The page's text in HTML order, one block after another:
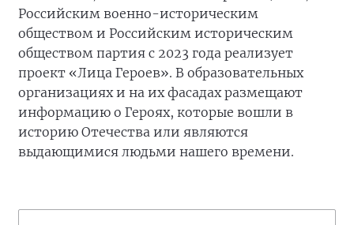
Российским военно-историческим
обществом и Российским историческим
обществом партия с 2023 года реализует
проект «Лица Героев». В образовательных
организациях и на их фасадах размещают
информацию о Героях, которые вошли в
историю Отечества или являются
выдающимися людьми нашего времени.